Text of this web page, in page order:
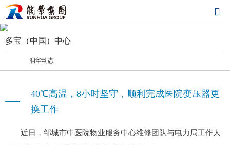

多宝（中国）中心
润华动态
40℃高温，8小时坚守，顺利完成医院变压器更
换工作
近日，邹城市中医院物业服务中心维修团队与电力局工作人